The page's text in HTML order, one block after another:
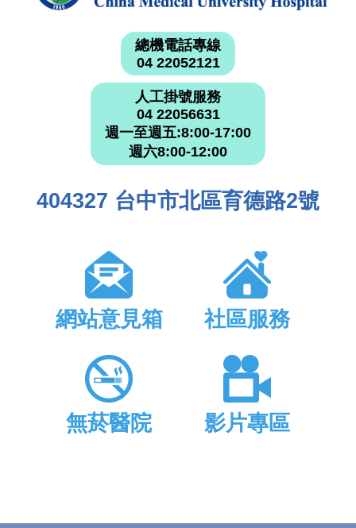
總機電話專線
04 22052121
人工掛號服務
04 22056631
週一至週五:8:00-17:00
週六8:00-12:00
404327 台中市北區育德路2號
網站意見箱 社區服務
無菸醫院 影片專區